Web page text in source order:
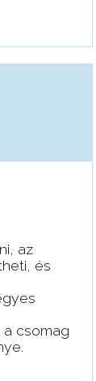
az
és
csomag